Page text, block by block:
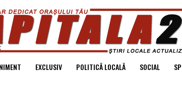
EXCLUSIV POLITICĂ LOCALĂ SOCIAL